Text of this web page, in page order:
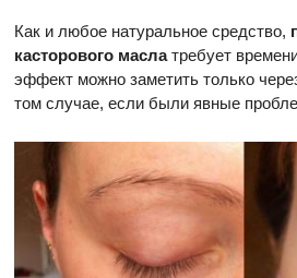
Как и любое натуральное средство,
касторового маслатребует
эффект можно заметить только
том случае, если были явные